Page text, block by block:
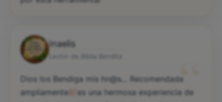
Inaelis
“
Dios los Bendiga mis hn@s... Recomendada
ampliamente
es una hermosa experiencia de